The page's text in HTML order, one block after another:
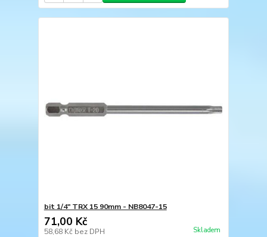
bit 1/4" TRX 15 90mm - NB8047-15
71,00 Kč
58,68 Kč bez DPH Skladem